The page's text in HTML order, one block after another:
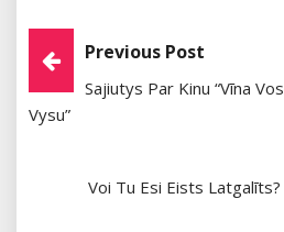
Post
Navigation
Previous Post
Sajiutys Par Kinu “Vīna
Vysu”
Voi Tu Esi Eists